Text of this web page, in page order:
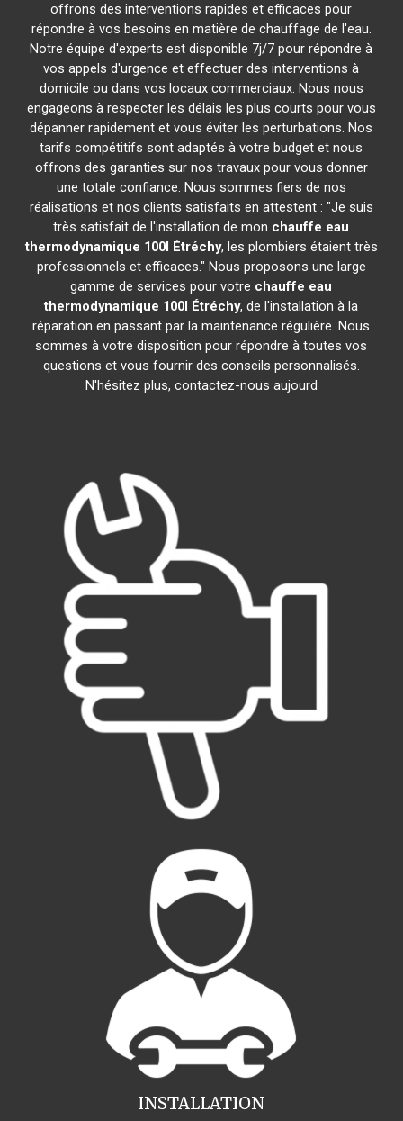
offrons des interventions rapides et efficaces pour
répondre à vos besoins en matière de chauffage de l'eau.
Notre équipe d'experts est disponible 7j/7 pour répondre à
vos appels d'urgence et effectuer des interventions à
domicile ou dans vos locaux commerciaux. Nous nous
engageons à respecter les délais les plus courts pour vous
dépanner rapidement et vous éviter les perturbations. Nos
tarifs compétitifs sont adaptés à votre budget et nous
offrons des garanties sur nos travaux pour vous donner
une totale confiance. Nous sommes fiers de nos
réalisations et nos clients satisfaits en attestent : "Je suis
très satisfait de l'installation de mon chauffe eau
thermodynamique 100l Étréchy, les plombiers étaient très
professionnels et efficaces." Nous proposons une large
gamme de services pour votre chauffe eau
thermodynamique 100l Étréchy, de l'installation à la
réparation en passant par la maintenance régulière. Nous
sommes à votre disposition pour répondre à toutes vos
questions et vous fournir des conseils personnalisés.
N'hésitez plus, contactez-nous aujourd
INSTALLATION